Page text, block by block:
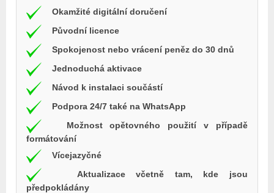
Okamžité digitální doručení
Původní licence
Spokojenost nebo vrácení peněz do 30 dnů
Jednoduchá aktivace
Návod k instalaci součástí
Podpora 24/7 také na WhatsApp
Možnost opětovného použití v případě
formátování
Vícejazyčné
Aktualizace včetně tam, kde jsou
předpokládány